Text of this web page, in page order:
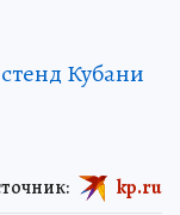
Кубани
kp.ru